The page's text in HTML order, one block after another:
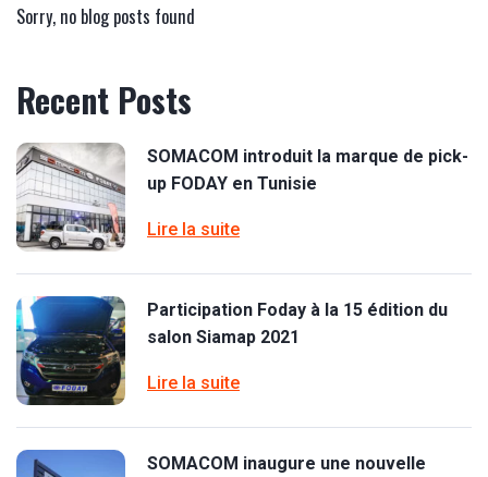
Sorry, no blog posts found
Recent Posts
SOMACOM introduit la marque de pick-
up FODAY en Tunisie
Lire la suite
Participation Foday à la 15 édition du
salon Siamap 2021
Lire la suite
SOMACOM inaugure une nouvelle